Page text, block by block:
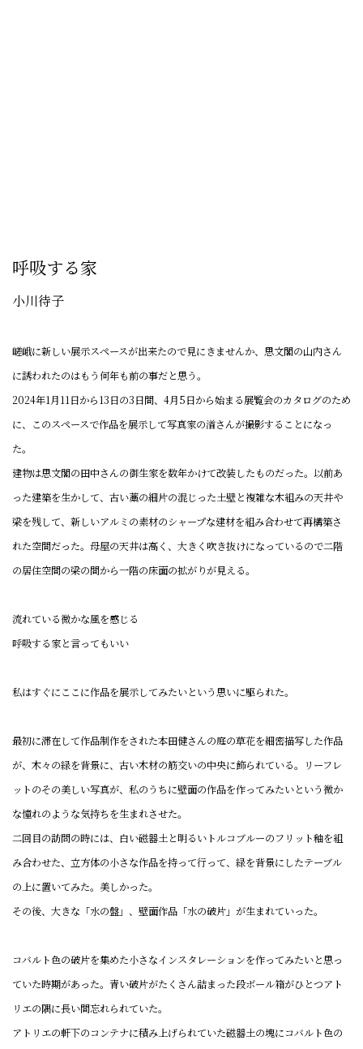
呼吸する家
小川待子
嵯峨に新しい展示スペースが出来たので見にきませんか、思文閣の山内さん
に誘われたのはもう何年も前の事だと思う。
2024年1月11日から13日の3日間、4月5日から始まる展覧会のカタログのため
に、このスペースで作品を展示して写真家の渞さんが撮影することになっ
た。
建物は思文閣の田中さんの御生家を数年かけて改装したものだった。以前あ
った建築を生かして、古い藁の細片の混じった土壁と複雑な木組みの天井や
梁を残して、新しいアルミの素材のシャープな建材を組み合わせて再構築さ
れた空間だった。母屋の天井は高く、大きく吹き抜けになっているので二階
の居住空間の梁の間から一階の床面の拡がりが見える。
流れている微かな風を感じる
呼吸する家と言ってもいい
私はすぐにここに作品を展示してみたいという思いに駆られた。
最初に滞在して作品制作をされた本田健さんの庭の草花を細密描写した作品
が、木々の緑を背景に、古い木材の筋交いの中央に飾られている。リーフレ
ットのその美しい写真が、私のうちに壁面の作品を作ってみたいという微か
な憧れのような気持ちを生まれさせた。
二回目の訪問の時には、白い磁器土と明るいトルコブルーのフリット釉を組
み合わせた、立方体の小さな作品を持って行って、緑を背景にしたテーブル
の上に置いてみた。美しかった。
その後、大きな「水の盤」、壁面作品「水の破片」が生まれていった。
コバルト色の破片を集めた小さなインスタレーションを作ってみたいと思っ
ていた時期があった。青い破片がたくさん詰まった段ボール箱がひとつアト
リエの隅に長い間忘れられていた。
アトリエの軒下のコンテナに積み上げられていた磁器土の塊にコバルト色の